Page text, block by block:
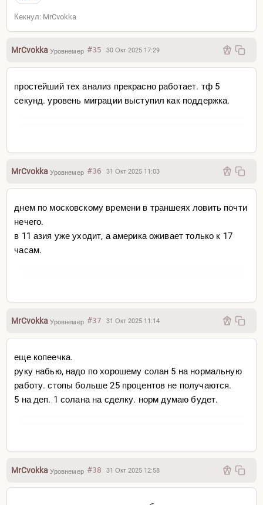
Кекнул: MrCvokka
MrCvokkaУровнемер #35 30 Окт 2025 17:29
простейший тех анализ прекрасно работает. тф 5
секунд. уровень миграции выступил как поддержка.
MrCvokkaУровнемер #36 31 Окт 2025 11:03
днем по московскому времени в траншеях ловить почти
нечего.
в 11 азия уже уходит, а америка оживает только к 17
часам.
MrCvokkaУровнемер #37 31 Окт 2025 11:14
еще копеечка.
руку набью, надо по хорошему солан 5 на нормальную
работу. стопы больше 25 процентов не получаются.
5 на деп. 1 солана на сделку. норм думаю будет.
MrCvokkaУровнемер #38 31 Окт 2025 12:58